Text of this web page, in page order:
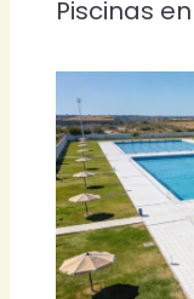
Piscinas